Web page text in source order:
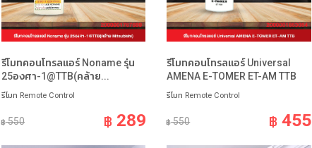
รีโมทคอนโทรลแอร์ Noname รุ่น
25องศา-1@TTB(คล้าย...
รีโมท Remote Control
฿550 ฿ 289
รีโมทคอนโทรลแอร์ Universal
AMENA E-TOMER ET-AM TTB
รีโมท Remote Control
฿550 ฿ 455